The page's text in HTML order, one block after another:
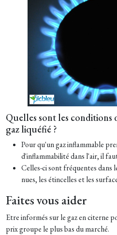
Quelles sont les
gaz liquéfié ?
Pour qu'un gaz inflammable
d'inflammabilité dans l'air, il
Celles-ci sont fréquentes dans
nues, les étincelles et les
Faites vous aider
Etre informés sur le gaz en citerne
prix groupe le plus bas du marché.